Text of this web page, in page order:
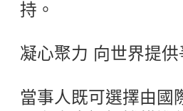
持。
凝心聚力 向世界提供
當事人既可選擇由國